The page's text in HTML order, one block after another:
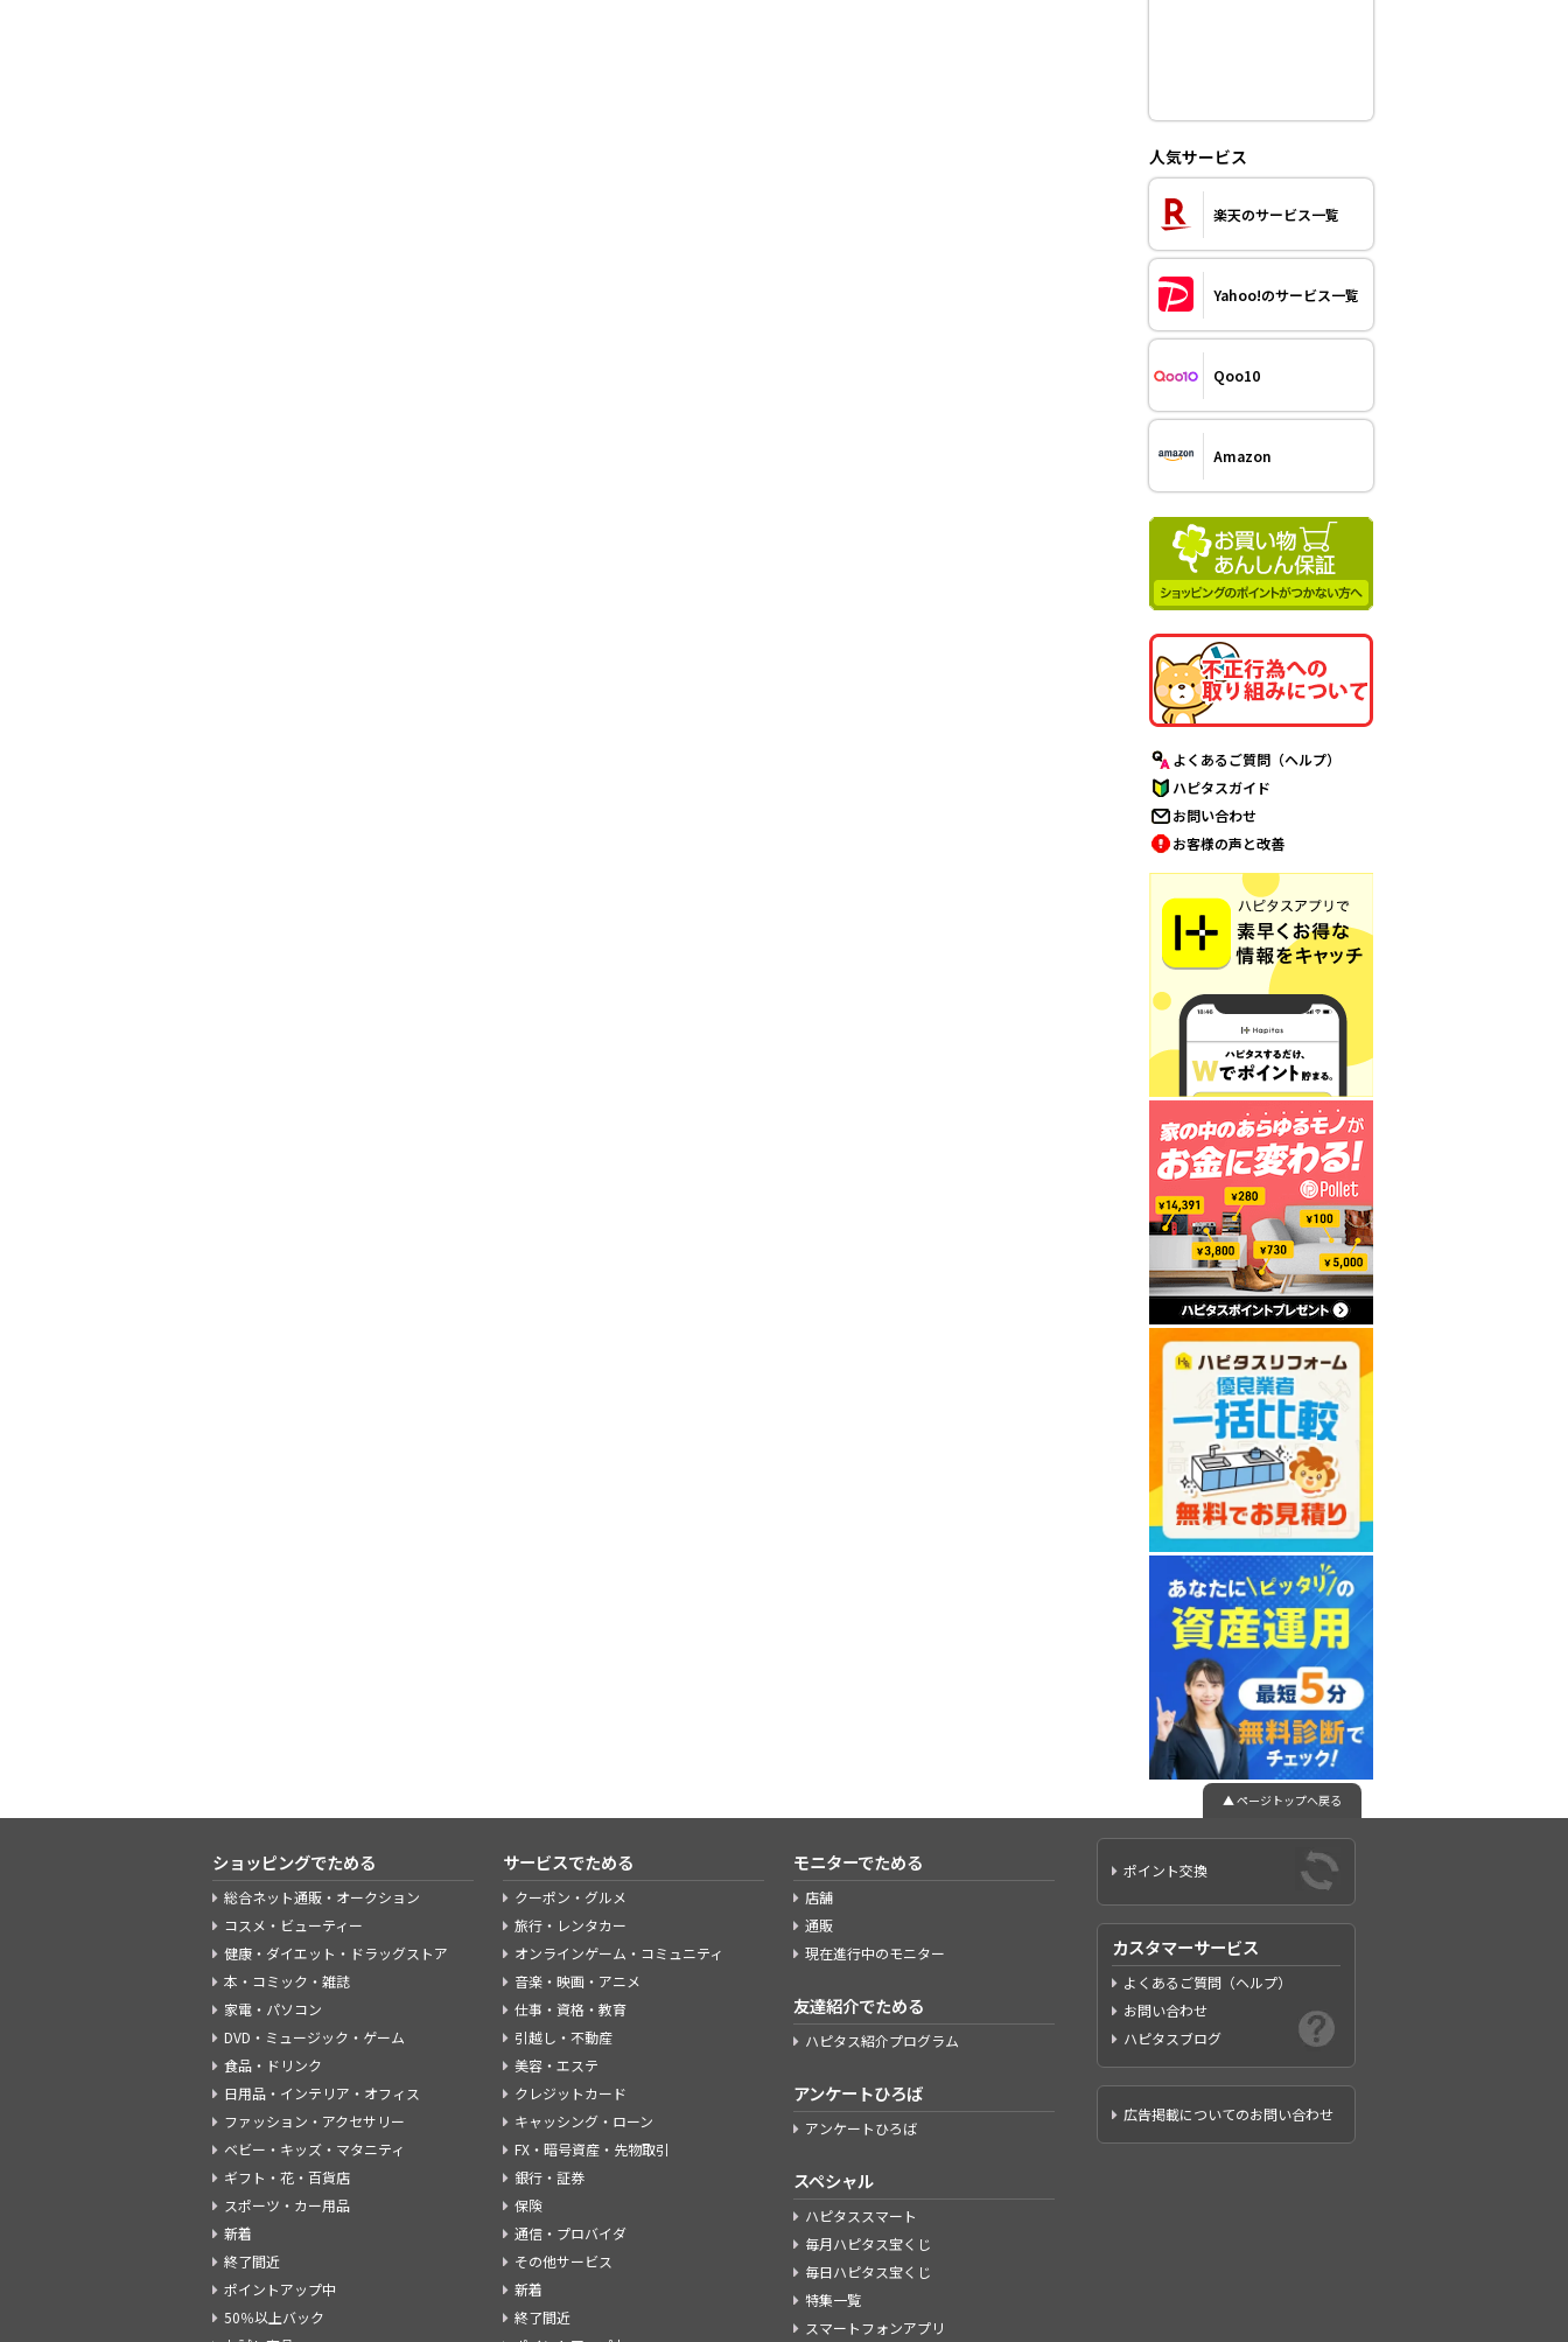
人気サービス
楽天のサービス一覧
Yahoo!のサービス一覧
Qoo10
Amazon
よくあるご質問（ヘルプ）
ハピタスガイド
お問い合わせ
お客様の声と改善
▲ ページトップへ戻る
ショッピングでためる
総合ネット通販・オークション
コスメ・ビューティー
健康・ダイエット・ドラッグストア
本・コミック・雑誌
家電・パソコン
DVD・ミュージック・ゲーム
食品・ドリンク
日用品・インテリア・オフィス
ファッション・アクセサリー
ベビー・キッズ・マタニティ
ギフト・花・百貨店
スポーツ・カー用品
新着
終了間近
ポイントアップ中
50％以上バック
サービスでためる
クーポン・グルメ
旅行・レンタカー
オンラインゲーム・コミュニティ
音楽・映画・アニメ
仕事・資格・教育
引越し・不動産
美容・エステ
クレジットカード
キャッシング・ローン
FX・暗号資産・先物取引
銀行・証券
保険
通信・プロバイダ
その他サービス
新着
終了間近
モニターでためる
店舗
通販
現在進行中のモニター
友達紹介でためる
ハピタス紹介プログラム
アンケートひろば
アンケートひろば
スペシャル
ハピタススマート
毎月ハピタス宝くじ
毎日ハピタス宝くじ
特集一覧
スマートフォンアプリ
ポイント交換
カスタマーサービス
よくあるご質問（ヘルプ）
お問い合わせ
ハピタスブログ
広告掲載についてのお問い合わせ